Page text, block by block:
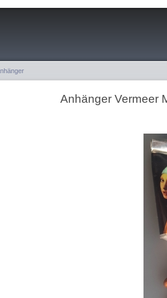
Anhänger Vermeer